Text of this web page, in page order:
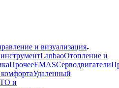
и визуализация
LanbaoОтопление и
ПрочееEMASCерводвигатели
Удаленный
и